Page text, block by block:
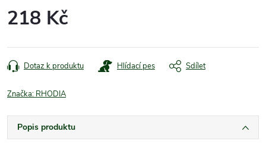
218 Kč
cena:
Dotaz k produktu Hlídací pes Sdílet
Značka: RHODIA
Popis produktu